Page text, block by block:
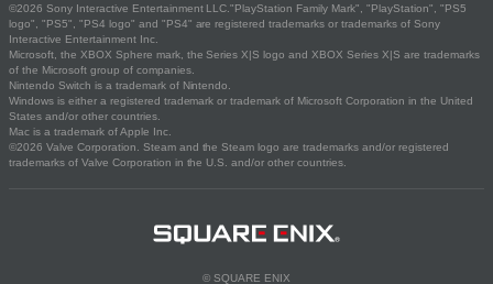
©2026 Sony Interactive Entertainment LLC."PlayStation Family Mark", "PlayStation", "PS5
logo", "PS5", "PS4 logo" and "PS4" are registered trademarks or trademarks of Sony
Interactive Entertainment Inc.
Microsoft, the XBOX Sphere mark, the Series X|S logo and XBOX Series X|S are trademarks
of the Microsoft group of companies.
Nintendo Switch is a trademark of Nintendo.
Windows is either a registered trademark or trademark of Microsoft Corporation in the United
States and/or other countries.
Mac is a trademark of Apple Inc.
©2026 Valve Corporation. Steam and the Steam logo are trademarks and/or registered
trademarks of Valve Corporation in the U.S. and/or other countries.
© SQUARE ENIX